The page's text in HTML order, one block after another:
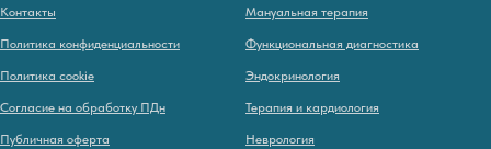
Контакты
Политика конфиденциальности
Политика cookie
Согласие на обработку ПДн
Публичная оферта
Мануальная терапия
Функциональная диагностика
Эндокринология
Терапия и кардиология
Неврология